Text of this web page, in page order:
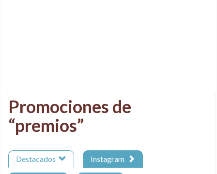
Promociones de
“premios”
Destacados Instagram